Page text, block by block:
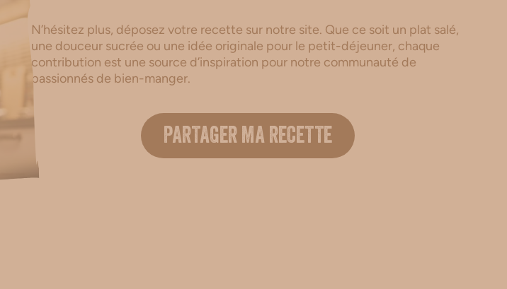
N’hésitez plus, déposez votre recette sur notre site. Que ce soit un plat salé,
une douceur sucrée ou une idée originale pour le petit-déjeuner, chaque
contribution est une source d’inspiration pour notre communauté de
passionnés de bien-manger.
PARTAGER MA RECETTE